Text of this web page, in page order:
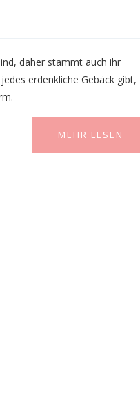
daher stammt auch ihr
erdenkliche Gebäck gibt,
MEHR LESEN